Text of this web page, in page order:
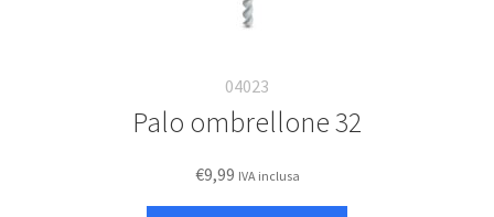
04023
Palo ombrellone 32
€9,99 IVA inclusa